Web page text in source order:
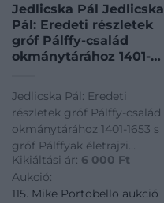
Jedlicska Pál Jedlicska
Pál: Eredeti részletek
gróf Pálffy-család
okmánytárához 1401-
Jedlicska Pál: Eredeti
részletek gróf Pálffy-család
okmánytárához 1401-1653 s
gróf Pálffyak életrajzi
vázlatai.
Kikiáltási ár: 6 000 Ft
Aukció:
115. Mike Portobello aukció